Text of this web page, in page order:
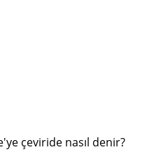
çeviride nasıl denir?